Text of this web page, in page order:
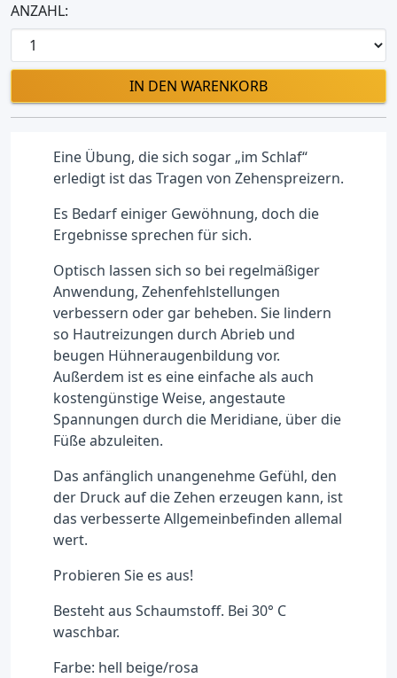
ANZAHL:
IN DEN WARENKORB
Eine Übung, die sich sogar „im Schlaf“
erledigt ist das Tragen von Zehenspreizern.
Es Bedarf einiger Gewöhnung, doch die
Ergebnisse sprechen für sich.
Optisch lassen sich so bei regelmäßiger
Anwendung, Zehenfehlstellungen
verbessern oder gar beheben. Sie lindern
so Hautreizungen durch Abrieb und
beugen Hühneraugenbildung vor.
Außerdem ist es eine einfache als auch
kostengünstige Weise, angestaute
Spannungen durch die Meridiane, über die
Füße abzuleiten.
Das anfänglich unangenehme Gefühl, den
der Druck auf die Zehen erzeugen kann, ist
das verbesserte Allgemeinbefinden allemal
wert.
Probieren Sie es aus!
Besteht aus Schaumstoff. Bei 30° C
waschbar.
Farbe: hell beige/rosa